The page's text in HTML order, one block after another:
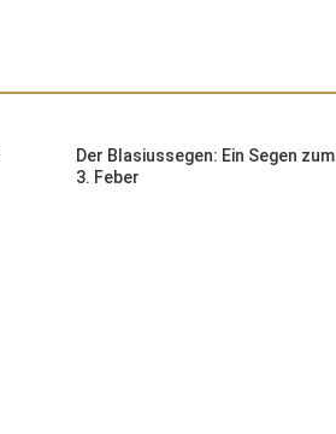
Der Blasiussegen: Ein Segen zum
3. Feber